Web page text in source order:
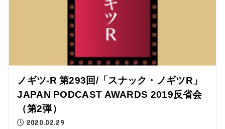
ノギツ-R 第293回/「スナック・ノギツR」
JAPAN PODCAST AWARDS 2019反省会
（第2弾）
2020.02.29